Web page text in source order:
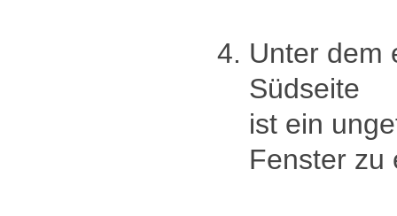
Unter dem
Südseite
ist ein
Fenster zu